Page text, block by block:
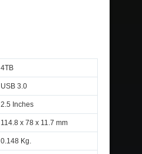
4TB
USB 3.0
2.5 Inches
114.8 x 78 x 11.7 mm
0.148 Kg.